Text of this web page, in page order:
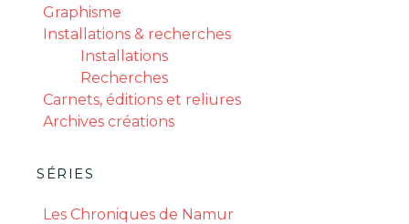
Graphisme
Installations & recherches
Installations
Recherches
Carnets, éditions et reliures
Archives créations
SÉRIES
Les Chroniques de Namur